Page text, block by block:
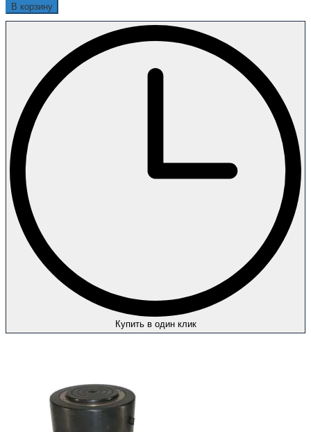
В корзину
Купить в один клик